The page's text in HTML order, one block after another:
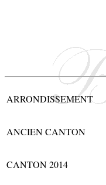
ARRONDISSEMENT
ANCIEN CANTON
CANTON 2014